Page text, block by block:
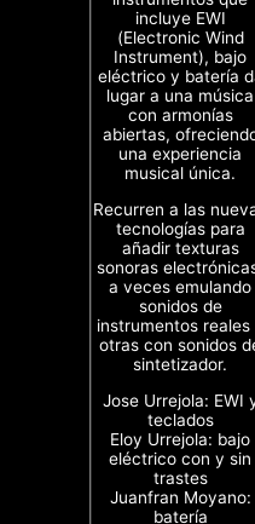
incluye EWI
(Electronic Wind
Instrument), bajo
eléctrico y batería
lugar a una música
con armonías
abiertas,
una experiencia
musical única.
Recurren a las
tecnologías para
añadir texturas
sonoras
a veces emulando
sonidos de
instrumentos reales
otras con sonidos
sintetizador.
Jose Urrejola: EWI
teclados
Eloy Urrejola: bajo
eléctrico con y sin
trastes
Juanfran Moyano:
batería